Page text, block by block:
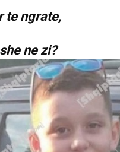
te ngrate,
ne zi?